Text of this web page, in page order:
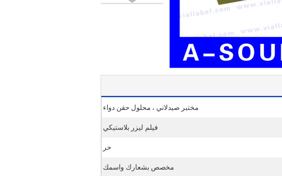
مختبر صيدلاني ، محلول حقن دواء
فيلم ليزر بلاستيكي
حر
مخصص بشعارك واسمك